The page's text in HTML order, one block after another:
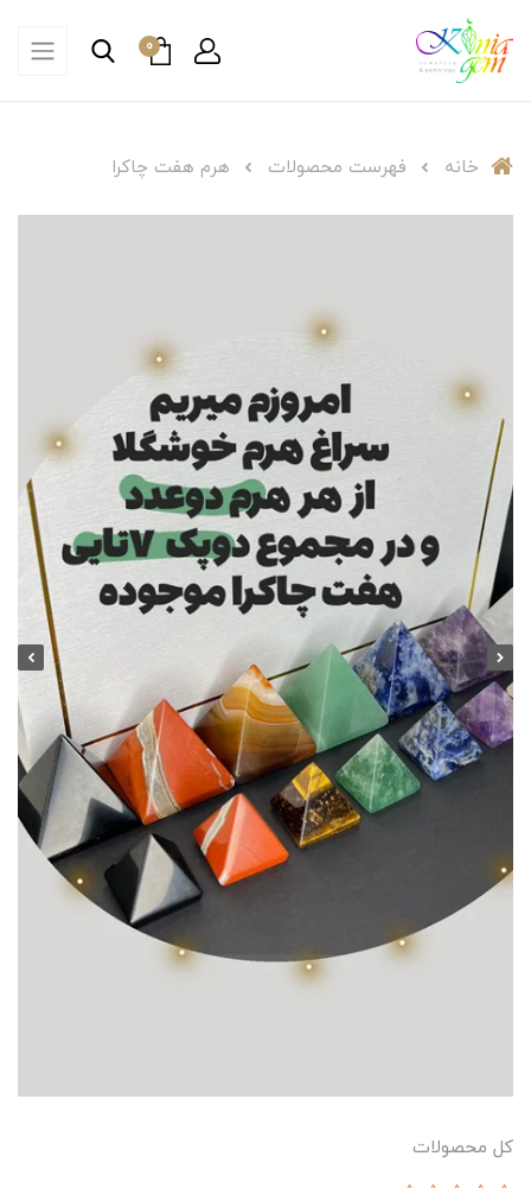
0
خانه فهرست محصولات هرم هفت چاکرا
کل محصولات